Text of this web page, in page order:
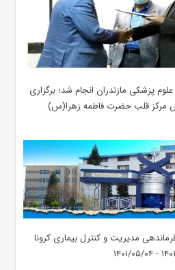
پزشکی مازندران انجام شد؛ برگزاری
مرکز قلب حضرت فاطمه زهرا(س)
مدیریت و کنترل بیماری کرونا